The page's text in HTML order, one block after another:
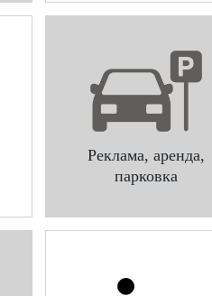
Реклама, аренда,
парковка